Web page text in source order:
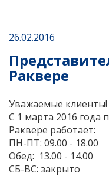
26.02.2016
Раквере
Уважаемые клиенты!
С 1 марта 2016 года
Раквере работает:
ПН-ПТ: 09.00 - 18.00
Обед: 13.00 - 14.00
СБ-ВС: закрыто